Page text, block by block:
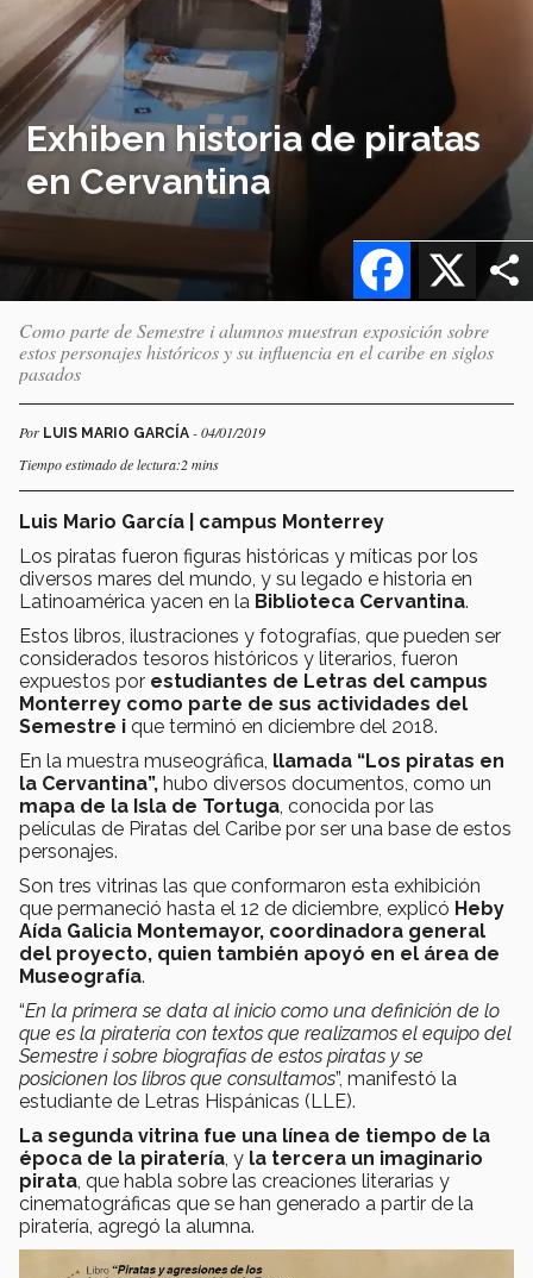
Exhiben historia de piratas
en Cervantina
X
Facebook
Como parte de Semestre i alumnos muestran exposición sobre
estos personajes históricos y su influencia en el caribe en siglos
pasados
Por LUIS MARIO GARCÍA - 04/01/2019
Tiempo estimado de lectura:2 mins
Luis Mario García | campus Monterrey
Los piratas fueron figuras históricas y míticas por los
diversos mares del mundo, y su legado e historia en
Latinoamérica yacen en la Biblioteca Cervantina.
Estos libros, ilustraciones y fotografías, que pueden ser
considerados tesoros históricos y literarios, fueron
expuestos por estudiantes de Letras del campus
Monterrey como parte de sus actividades del
Semestre i que terminó en diciembre del 2018.
En la muestra museográfica, llamada “Los piratas en
la Cervantina”, hubo diversos documentos, como un
mapa de la Isla de Tortuga , conocida por las
películas de Piratas del Caribe por ser una base de estos
personajes.
Son tres vitrinas las que conformaron esta exhibición
que permaneció hasta el 12 de diciembre, explicó Heby
Aída Galicia Montemayor, coordinadora general
del proyecto, quien también apoyó en el área de
Museografía.
“En la primera se data al inicio como una definición de lo
que es la piratería con textos que realizamos el equipo del
Semestre i sobre biografías de estos piratas y se
posicionen los libros que consultamos”, manifestó la
estudiante de Letras Hispánicas (LLE).
La segunda vitrina fue una línea de tiempo de la
época de la piratería , y la tercera un imaginario
pirata , que habla sobre las creaciones literarias y
cinematográficas que se han generado a partir de la
piratería, agregó la alumna.